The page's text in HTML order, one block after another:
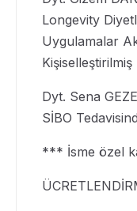
Longevity
Uygulamalar
Kişiselleştirilmiş
Dyt. Sena
SİBO
*** İsme özel